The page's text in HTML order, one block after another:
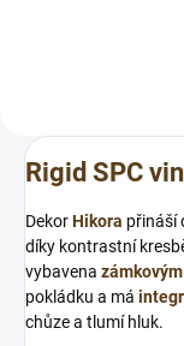
Rigid SPC
DekorHikora přináší
díky kontrastní
vybavena
pokládku a má
chůze a tlumí hluk.